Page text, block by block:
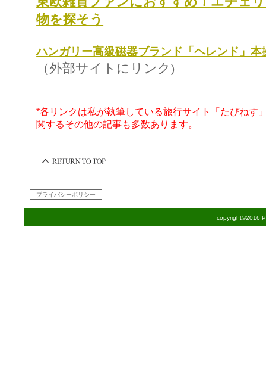
物を探そう
ハンガリー高級磁器ブランド「ヘレンド」
（外部サイトにリンク)
*各リンクは私が執筆している旅行サイト「たびねす
関するその他の記事も多数あります。
copyright©2016
プライバシーポリシー